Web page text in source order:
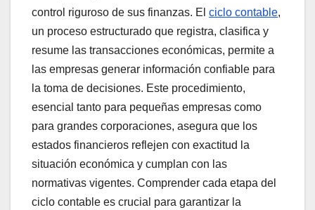
control riguroso de sus finanzas. El ciclo contable,
un proceso estructurado que registra, clasifica y
resume las transacciones económicas, permite a
las empresas generar información confiable para
la toma de decisiones. Este procedimiento,
esencial tanto para pequeñas empresas como
para grandes corporaciones, asegura que los
estados financieros reflejen con exactitud la
situación económica y cumplan con las
normativas vigentes. Comprender cada etapa del
ciclo contable es crucial para garantizar la